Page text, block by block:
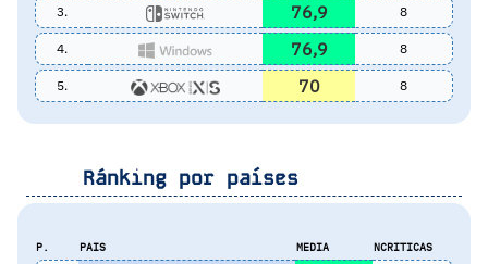
3. 76,9 8
4. 76,9 8
5. 70 8
Ránking por países
P. PAIS MEDIA NCRITICAS